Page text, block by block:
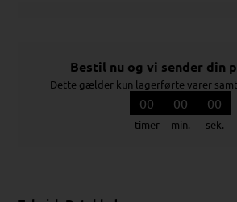
Bestil nu og vi sender din
Dette gælder kun lagerførte varer
00
timer
00
min.
00
sek.